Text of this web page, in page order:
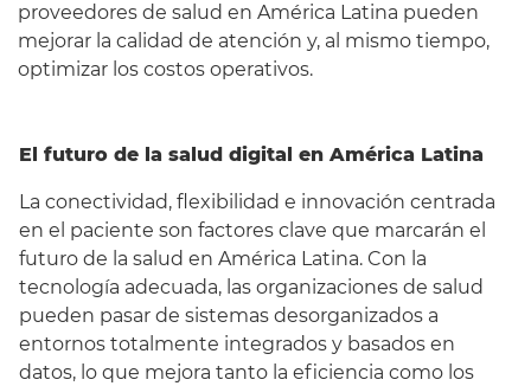
proveedores de salud en América Latina pueden
mejorar la calidad de atención y, al mismo tiempo,
optimizar los costos operativos.
El futuro de la salud digital en América Latina
La conectividad, flexibilidad e innovación centrada
en el paciente son factores clave que marcarán el
futuro de la salud en América Latina. Con la
tecnología adecuada, las organizaciones de salud
pueden pasar de sistemas desorganizados a
entornos totalmente integrados y basados en
datos, lo que mejora tanto la eficiencia como los